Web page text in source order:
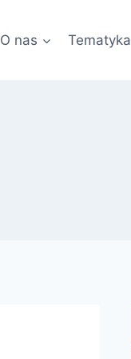
O nas Tematyka